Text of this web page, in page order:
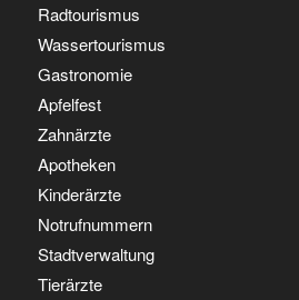
Radtourismus
Wassertourismus
Gastronomie
Apfelfest
Zahnärzte
Apotheken
Kinderärzte
Notrufnummern
Stadtverwaltung
Tierärzte